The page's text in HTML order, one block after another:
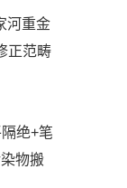
河重金
正范畴
绝+笔
物搬